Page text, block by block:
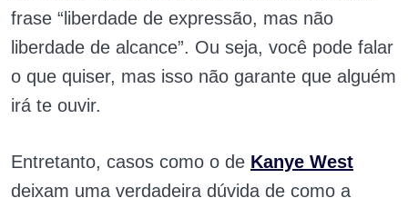
frase “liberdade de expressão, mas não
liberdade de alcance”. Ou seja, você pode falar
o que quiser, mas isso não garante que alguém
irá te ouvir.
Entretanto, casos como o de Kanye West
deixam uma verdadeira dúvida de como a